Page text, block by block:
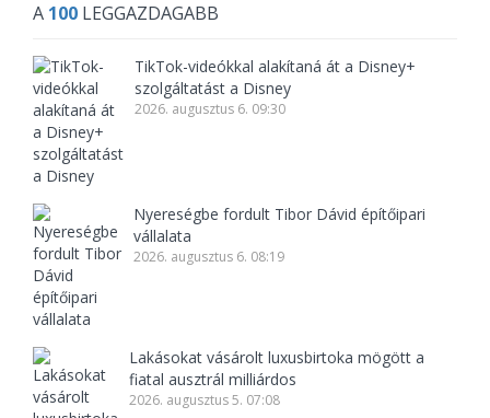
A 100 LEGGAZDAGABB
TikTok-videókkal alakítaná át a Disney+
szolgáltatást a Disney
2026. augusztus 6. 09:30
Nyereségbe fordult Tibor Dávid építőipari
vállalata
2026. augusztus 6. 08:19
Lakásokat vásárolt luxusbirtoka mögött a
fiatal ausztrál milliárdos
2026. augusztus 5. 07:08